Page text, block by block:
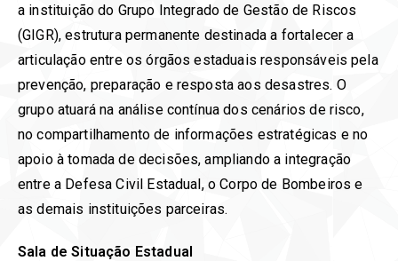
a instituição do Grupo Integrado de Gestão de Riscos
(GIGR), estrutura permanente destinada a fortalecer a
articulação entre os órgãos estaduais responsáveis pela
prevenção, preparação e resposta aos desastres. O
grupo atuará na análise contínua dos cenários de risco,
no compartilhamento de informações estratégicas e no
apoio à tomada de decisões, ampliando a integração
entre a Defesa Civil Estadual, o Corpo de Bombeiros e
as demais instituições parceiras.
Sala de Situação Estadual